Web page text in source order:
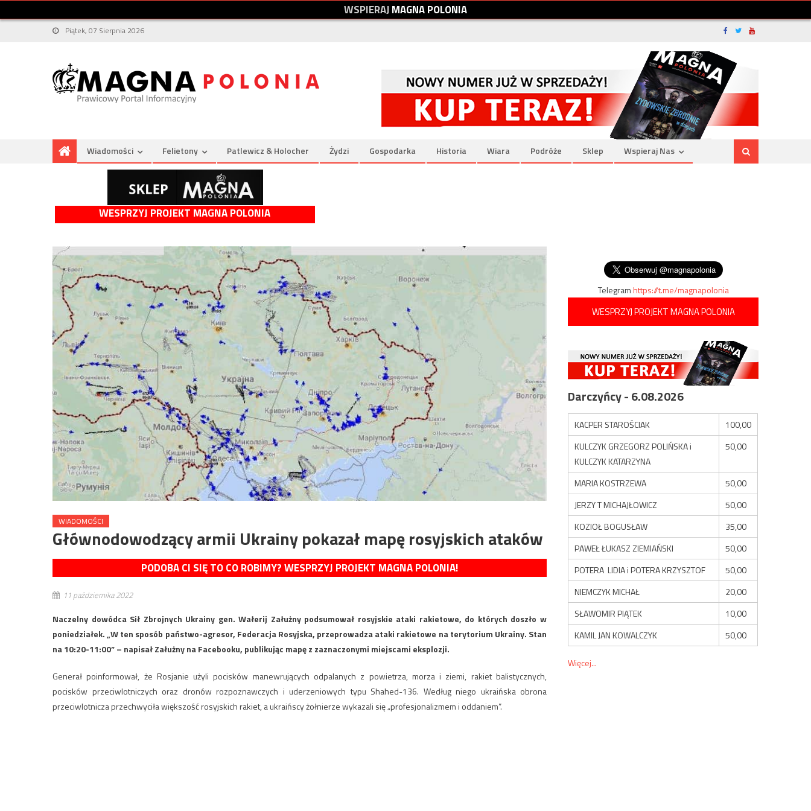
WSPIERAJMAGNAPOLONIA
Piątek, 07 Sierpnia 2026
Wiadomości Felietony Patlewicz & Holocher Żydzi Gospodarka Historia Wiara Podróże Sklep Wspieraj Nas
WESPRZYJ PROJEKT MAGNA POLONIA
WIADOMOŚCI
Głównodowodzący armii Ukrainy pokazał mapę rosyjskich ataków
PODOBA CI SIĘ TO CO ROBIMY? WESPRZYJ PROJEKT MAGNA POLONIA!
11 października 2022
Naczelny dowódca Sił Zbrojnych Ukrainy gen. Wałerij Załużny podsumował rosyjskie ataki rakietowe, do których doszło w
poniedziałek. „W ten sposób państwo-agresor, Federacja Rosyjska, przeprowadza ataki rakietowe na terytorium Ukrainy. Stan
na 10:20-11:00” – napisał Załużny na Facebooku, publikując mapę z zaznaczonymi miejscami eksplozji.
Generał poinformował, że Rosjanie użyli pocisków manewrujących odpalanych z powietrza, morza i ziemi, rakiet balistycznych,
pocisków przeciwlotniczych oraz dronów rozpoznawczych i uderzeniowych typu Shahed-136. Według niego ukraińska obrona
przeciwlotnicza przechwyciła większość rosyjskich rakiet, a ukraińscy żołnierze wykazali się „profesjonalizmem i oddaniem”.
Telegramhttps://t.me/magnapolonia
WESPRZYJ PROJEKT MAGNA POLONIA
Darczyńcy - 6.08.2026
KACPER STAROŚCIAK
100,00
KULCZYK GRZEGORZ POLIŃSKA i
KULCZYK KATARZYNA
50,00
MARIA KOSTRZEWA
50,00
JERZY T MICHAJŁOWICZ
50,00
KOZIOŁ BOGUSŁAW
35,00
PAWEŁ ŁUKASZ ZIEMIAŃSKI
50,00
POTERA LIDIA i POTERA KRZYSZTOF
50,00
NIEMCZYK MICHAŁ
20,00
SŁAWOMIR PIĄTEK
10,00
KAMIL JAN KOWALCZYK
50,00
Więcej...